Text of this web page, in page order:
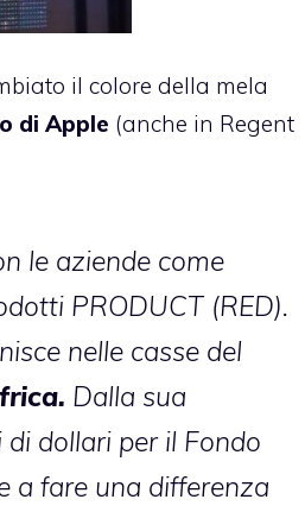
il colore della mela
di Apple (anche in Regent
le aziende come
PRODUCT (RED).
nelle casse del
Dalla sua
dollari per il Fondo
a fare una differenza